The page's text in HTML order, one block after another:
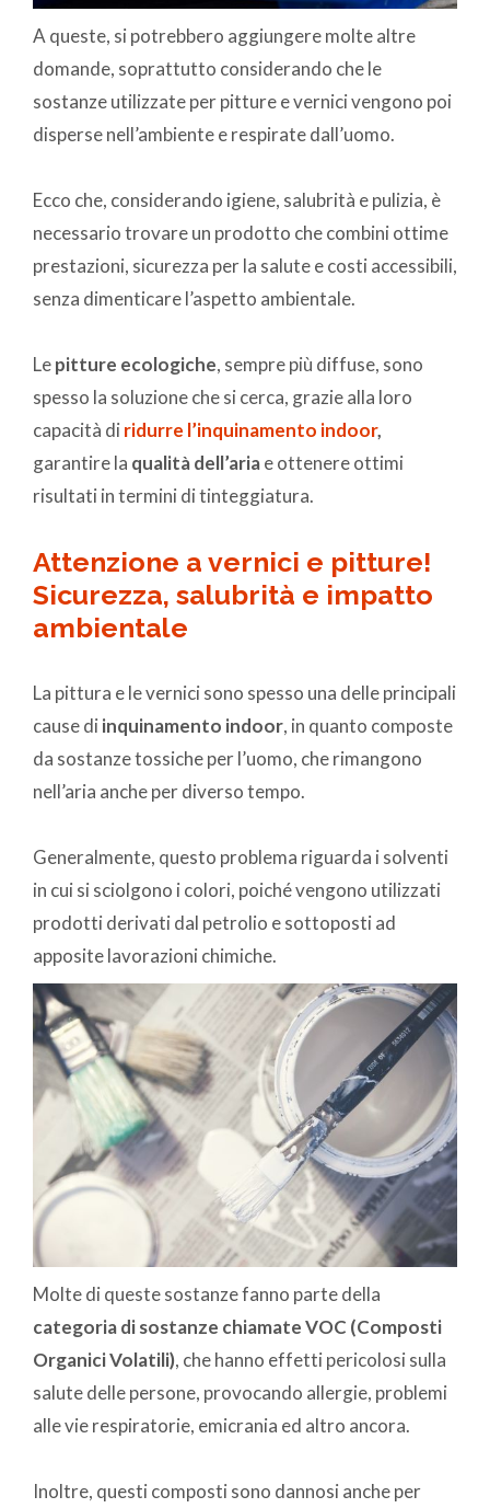
A queste, si potrebbero aggiungere molte altre
domande, soprattutto considerando che le
sostanze utilizzate per pitture e vernici vengono poi
disperse nell’ambiente e respirate dall’uomo.
Ecco che, considerando igiene, salubrità e pulizia, è
necessario trovare un prodotto che combini ottime
prestazioni, sicurezza per la salute e costi accessibili,
senza dimenticare l’aspetto ambientale.
Lepitture ecologiche, sempre più diffuse, sono
spesso la soluzione che si cerca, grazie alla loro
capacità di ridurre l’inquinamento indoor,
garantire la qualità dell’ariae ottenere ottimi
risultati in termini di tinteggiatura.
Attenzione a vernici e pitture!
Sicurezza, salubrità e impatto
ambientale
La pittura e le vernici sono spesso una delle principali
cause di inquinamento indoor, in quanto composte
da sostanze tossiche per l’uomo, che rimangono
nell’aria anche per diverso tempo.
Generalmente, questo problema riguarda i solventi
in cui si sciolgono i colori, poiché vengono utilizzati
prodotti derivati dal petrolio e sottoposti ad
apposite lavorazioni chimiche.
Molte di queste sostanze fanno parte della
categoria di sostanze chiamate VOC (Composti
Organici Volatili), che hanno effetti pericolosi sulla
salute delle persone, provocando allergie, problemi
alle vie respiratorie, emicrania ed altro ancora.
Inoltre, questi composti sono dannosi anche per